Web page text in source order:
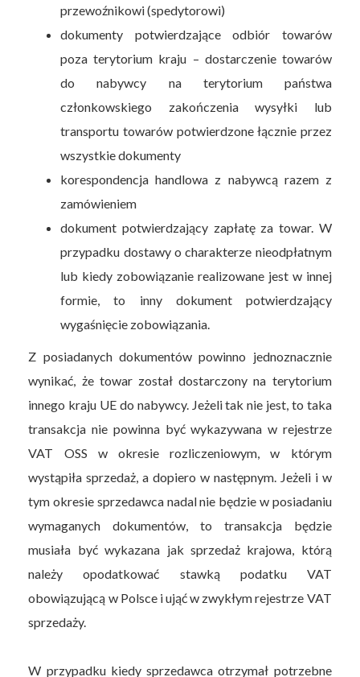
przewoźnikowi (spedytorowi)
dokumenty potwierdzające odbiór towarów
poza terytorium kraju – dostarczenie towarów
do nabywcy na terytorium państwa
członkowskiego zakończenia wysyłki lub
transportu towarów potwierdzone łącznie przez
wszystkie dokumenty
korespondencja handlowa z nabywcą razem z
zamówieniem
dokument potwierdzający zapłatę za towar. W
przypadku dostawy o charakterze nieodpłatnym
lub kiedy zobowiązanie realizowane jest w innej
formie, to inny dokument potwierdzający
wygaśnięcie zobowiązania.
Z posiadanych dokumentów powinno jednoznacznie
wynikać, że towar został dostarczony na terytorium
innego kraju UE do nabywcy. Jeżeli tak nie jest, to taka
transakcja nie powinna być wykazywana w rejestrze
VAT OSS w okresie rozliczeniowym, w którym
wystąpiła sprzedaż, a dopiero w następnym. Jeżeli i w
tym okresie sprzedawca nadal nie będzie w posiadaniu
wymaganych dokumentów, to transakcja będzie
musiała być wykazana jak sprzedaż krajowa, którą
należy opodatkować stawką podatku VAT
obowiązującą w Polsce i ująć w zwykłym rejestrze VAT
sprzedaży.
W przypadku kiedy sprzedawca otrzymał potrzebne